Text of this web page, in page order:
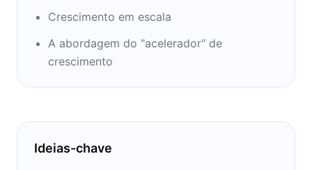
crescimento. Seus livros incluem Hess e
Liedtka, A Física do crescimento do negócio:
Mentalidades, Sistema e Processos (Stanford
empresarial: Concepts & amp; Casos
Crescimento em escala
A abordagem do "acelerador" de
crescimento
Ideias-chave